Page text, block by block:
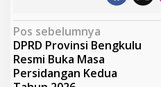
N
a
v
Pos sebelumnya
DPRD Provinsi Bengkulu
Resmi Buka Masa
Persidangan Kedua